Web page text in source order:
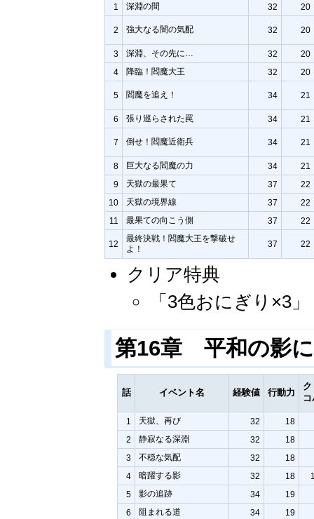
1 深淵の間 32 20
2 強大なる闇の気配 32 20
3 深淵、その先に… 32
20
4
降臨！閻魔大王 32 20
5 閻魔を追え！ 34 21
6 張り巡らされた罠 34 21
7 倒せ！閻魔近衛兵 34 21
8 巨大なる閻魔の力 34
21
9
天獄の最果て 37
22
10
天獄の境界線 37
22
11
最果ての向こう側 37 22
12
最終決戦！閻魔大王を撃破せ
よ！
37 22
クリア特典
「3色おにぎり×3
第16章 平和の影
話 イベント名 経験値 行動力
1 天獄、再び 32
18
2
静寂なる深淵 32
18
3
不穏な気配 32
18
4
暗躍する影 32 18
5
影の追跡 34
19
6
阻まれる道 34
19